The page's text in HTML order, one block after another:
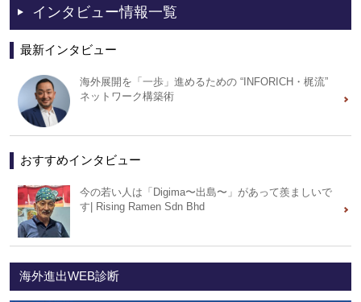
インタビュー情報一覧
最新インタビュー
海外展開を「一歩」進めるための “INFORICH・梶流”
ネットワーク構築術
おすすめインタビュー
今の若い人は「Digima〜出島〜」があって羨ましいで
す| Rising Ramen Sdn Bhd
海外進出WEB診断